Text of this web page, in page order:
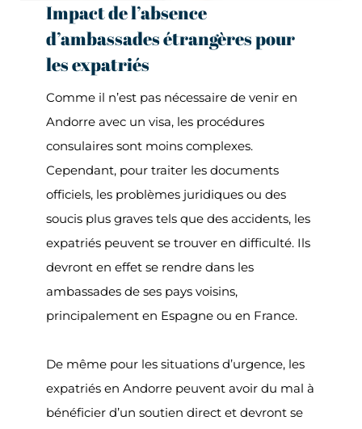
Impact de l’absence
d’ambassades étrangères pour
les expatriés
Comme il n’est pas nécessaire de venir en
Andorre avec un visa, les procédures
consulaires sont moins complexes.
Cependant, pour traiter les documents
officiels, les problèmes juridiques ou des
soucis plus graves tels que des accidents, les
expatriés peuvent se trouver en difficulté. Ils
devront en effet se rendre dans les
ambassades de ses pays voisins,
principalement en Espagne ou en France.
De même pour les situations d’urgence, les
expatriés en Andorre peuvent avoir du mal à
bénéficier d’un soutien direct et devront se